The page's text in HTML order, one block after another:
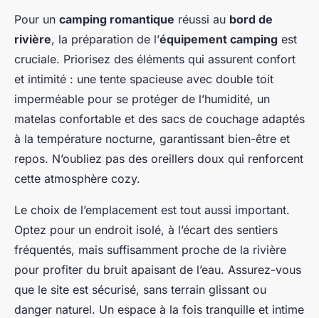
Pour un camping romantique réussi au bord de
rivière, la préparation de l’équipement camping est
cruciale. Priorisez des éléments qui assurent confort
et intimité : une tente spacieuse avec double toit
imperméable pour se protéger de l’humidité, un
matelas confortable et des sacs de couchage adaptés
à la température nocturne, garantissant bien-être et
repos. N’oubliez pas des oreillers doux qui renforcent
cette atmosphère cozy.
Le choix de l’emplacement est tout aussi important.
Optez pour un endroit isolé, à l’écart des sentiers
fréquentés, mais suffisamment proche de la rivière
pour profiter du bruit apaisant de l’eau. Assurez-vous
que le site est sécurisé, sans terrain glissant ou
danger naturel. Un espace à la fois tranquille et intime